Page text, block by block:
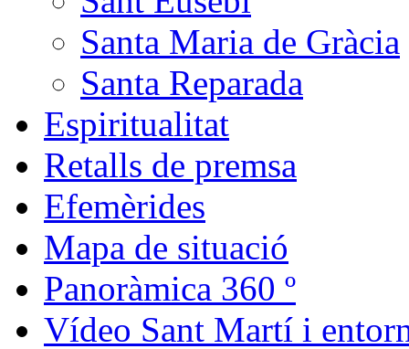
Santa Maria de Gràcia
Santa Reparada
Espiritualitat
Retalls de premsa
Efemèrides
Mapa de situació
Panoràmica 360 º
Vídeo Sant Martí i